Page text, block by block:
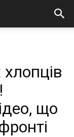
що